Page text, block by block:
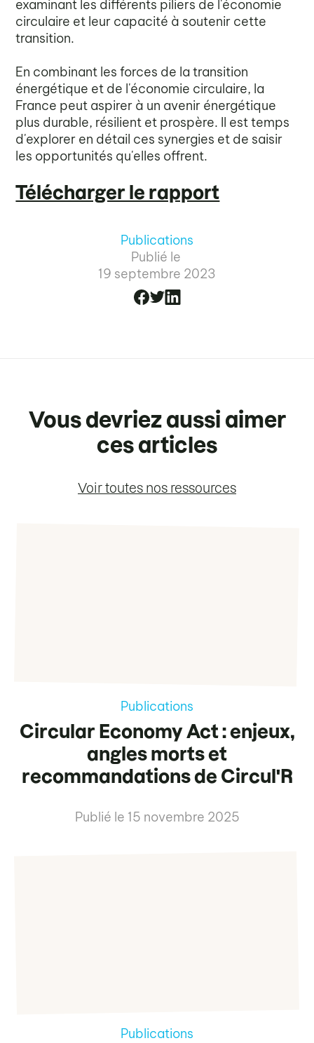
Publications
Publié le
19 septembre 2023
examinant les différents piliers de l'économie
circulaire et leur capacité à soutenir cette
transition.
En combinant les forces de la transition
énergétique et de l'économie circulaire, la
France peut aspirer à un avenir énergétique
plus durable, résilient et prospère. Il est temps
d'explorer en détail ces synergies et de saisir
les opportunités qu'elles offrent.
Télécharger le rapport
Vous devriez aussi aimer
ces articles
Voir toutes nos ressources
Publications
Circular Economy Act : enjeux,
angles morts et
recommandations de Circul'R
Publié le 15 novembre 2025
Publications